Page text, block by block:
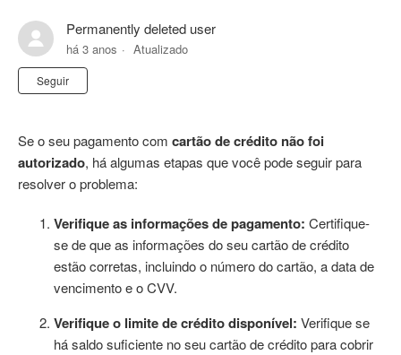
Permanently deleted user
há 3 anos Atualizado
Seguir
Se o seu pagamento com cartão de crédito não foi
autorizado, há algumas etapas que você pode seguir para
resolver o problema:
Verifique as informações de pagamento: Certifique-
se de que as informações do seu cartão de crédito
estão corretas, incluindo o número do cartão, a data de
vencimento e o CVV.
Verifique o limite de crédito disponível: Verifique se
há saldo suficiente no seu cartão de crédito para cobrir